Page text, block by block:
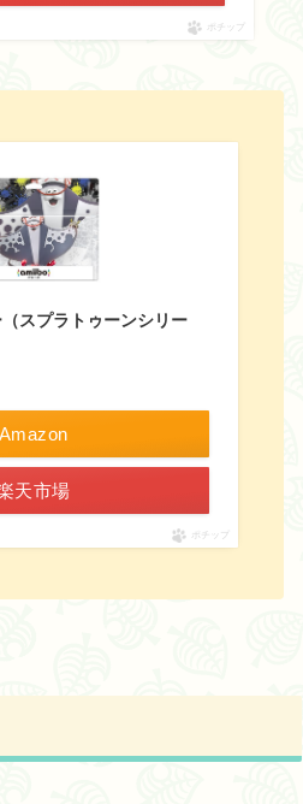
ポチップ
スプラトゥーンシリー
Amazon
天市場
ポチップ